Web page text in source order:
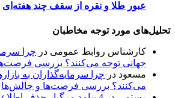
عبور طلا و نقره از سقف چند هفته‌ای
تحلیل‌های مورد توجه مخاطبان
کارشناس روابط عمومی در چرا
جهانی توجه می‌کنند؟ بررسی
مسعود در چرا سرمایه‌گذاران به
می‌کنند؟ بررسی فرصت‌ها و چالش‌ها